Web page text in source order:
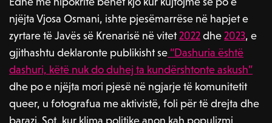
njëjta Vjosa Osmani, ishte pjesëmarrëse në hapjet e
zyrtare të Javës së Krenarisë në vitet2022dhe2023, e
gjithashtu deklaronte publikisht se “Dashuria është
dashuri, këtë nuk do duhej ta kundërshtonte askush”
dhe po e njëjta mori pjesë në ngjarje të komunitetit
queer, u fotografua me aktivistë, foli për të drejta dhe
barazi. Sot, kur klima politike anon kah populizmi